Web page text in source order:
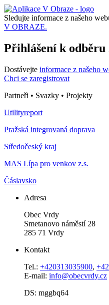
Sledujte informace z našeho
V OBRAZE.
Přihlášení k odběru
Dostávejte informace z našeho
Chci se zaregistrovat
Partneři • Svazky • Projekty
Utilityreport
Pražská integrovaná doprava
Středočeský kraj
MAS Lípa pro venkov z.s.
Čáslavsko
Adresa
Obec Vrdy
Smetanovo náměstí 28
285 71 Vrdy
Kontakt
Tel.: +420313035900,
E-mail: info@obecvrdy.cz
DS: mggbq64